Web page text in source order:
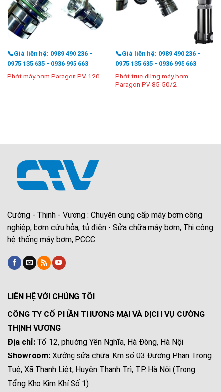
📞Giá liên hệ: 0989 490 236 -
0975 135 635 - 0936 995 663
Phớt máy bơm Paragon PV 120
📞Giá liên hệ: 0989 490 236 -
0975 135 635 - 0936 995 663
Phớt trục đứng máy bơm
Paragon PV 85-50/2
Cường - Thịnh - Vương : Chuyên cung cấp máy bơm công
nghiệp, bơm cứu hỏa, tủ điện - Sửa chữa máy bơm, Thi công
hệ thống máy bơm, PCCC
LIÊN HỆ VỚI CHÚNG TÔI
CÔNG TY CỔ PHẦN THƯƠNG MẠI VÀ DỊCH VỤ CƯỜNG
THỊNH VƯƠNG
Địa chỉ: Tổ 12, phường Yên Nghĩa, Hà Đông, Hà Nội
Showroom: Xưởng sửa chữa: Km số 03 Đường Phan Trọng
Tuệ, Xã Thanh Liệt, Huyện Thanh Trì, TP. Hà Nội (Trong
Tổng Kho Kim Khí Số 1)